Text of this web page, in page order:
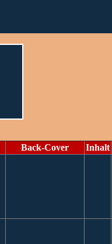
Back-Cover Inhalt